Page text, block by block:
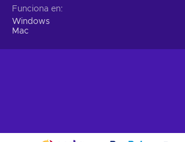
Funciona en
Windows
Mac